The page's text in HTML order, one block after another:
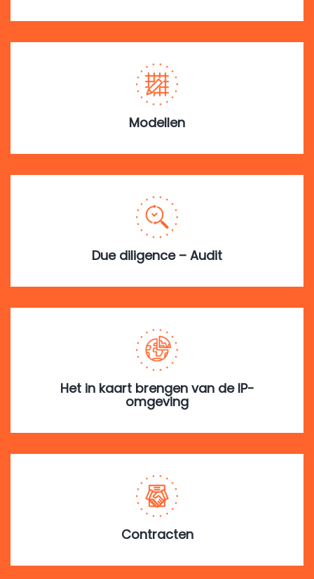
Modellen
Due diligence – Audit
Het in kaart brengen van de IP-
omgeving
Contracten